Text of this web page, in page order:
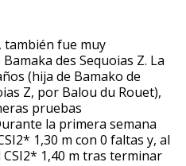
también fue muy
des Sequoias Z. La
(hija de Bamako de
Z, por Balou du Rouet),
pruebas
la primera semana
1,30 m con 0 faltas y, al
1,40 m tras terminar